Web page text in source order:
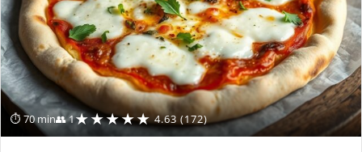
⏱ 70 min👥 1★★★★★ 4.63 (172)